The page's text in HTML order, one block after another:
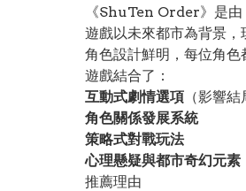
《ShuTen Order》是由
遊戲以未來都市為背景，
角色設計鮮明，每位角色
遊戲結合了：
互動式劇情選項 （影響結
角色關係發展系統
策略式對戰玩法
心理懸疑與都市奇幻元素
推薦理由